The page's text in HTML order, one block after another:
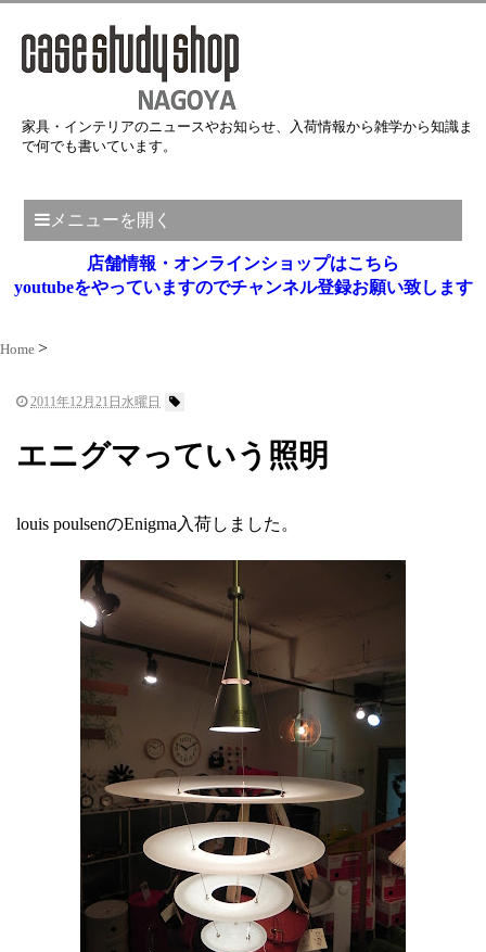
家具・インテリアのニュースやお知らせ、入荷情報から雑学から知識ま
で何でも書いています。
メニューを開く
店舗情報・オンラインショップはこちら
youtubeをやっていますのでチャンネル登録お願い致します
Home
2011年12月21日水曜日
エニグマっていう照明
louis poulsenのEnigma入荷しました。